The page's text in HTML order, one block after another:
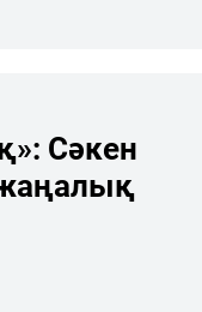
Сәкен
жаңалық